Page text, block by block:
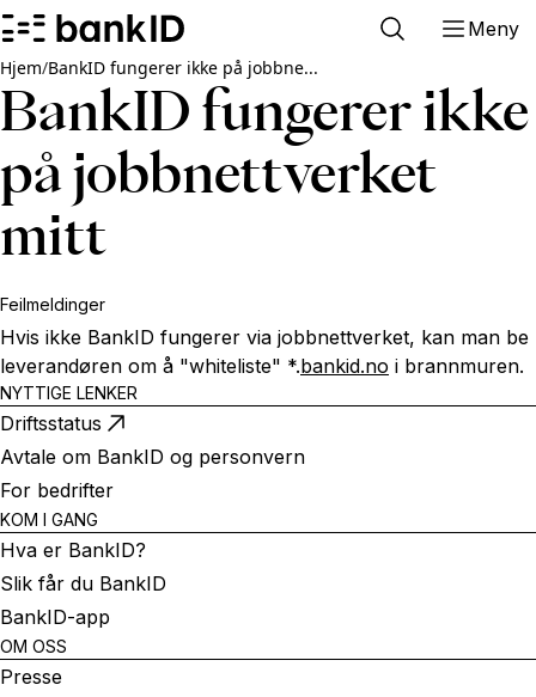
Meny
Hjem/BankID fungerer ikke på jobbne...
BankID fungerer ikke
på jobbnettverket
mitt
Feilmeldinger
Hvis ikke BankID fungerer via jobbnettverket, kan man be
leverandøren om å "whiteliste" *.bankid.no i brannmuren.
NYTTIGE LENKER
Driftsstatus
Avtale om BankID og personvern
For bedrifter
KOM I GANG
Hva er BankID?
Slik får du BankID
BankID-app
OM OSS
Presse